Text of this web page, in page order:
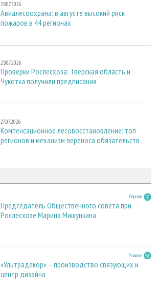
28.07.2026
Авиалесоохрана: в августе высокий риск
пожаров в 44 регионах
28.07.2026
Проверки Рослесхоза: Тверская область и
Чукотка получили предписания
27.07.2026
Компенсационное лесовосстановление: топ
регионов и механизм переноса обязательств
Персона
Председатель Общественного совета при
Рослесхозе Марина Мишункина
Развитие
«Ультрадекор» – производство связующих и
центр дизайна